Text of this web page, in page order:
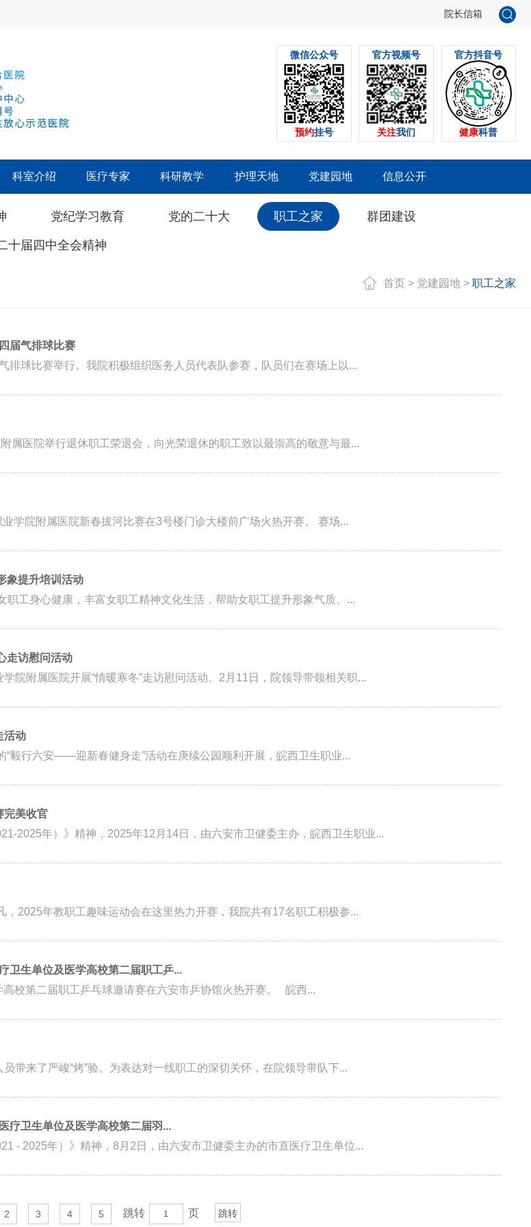
院长信箱
微信公众号
预约挂号
官方视频号
关注我们
官方抖音号
健康科普
科室介绍 医疗专家 科研教学 护理天地 党建园地 信息公开
党纪学习教育 党的二十大 职工之家 群团建设
十届四中全会精神
首页 > 党建园地 > 职工之家
届气排球比赛
排球比赛举行。我院积极组织医务人员代表队参赛，队员们在赛场上以...
属医院举行退休职工荣退会，向光荣退休的职工致以最崇高的敬意与最...
3月20日下午4时，正值农历二月二“龙抬头”，皖西卫生职业学院附属医院新春拔河比赛在3号楼门诊大楼前广场火热开赛。 赛场...
象提升培训活动
职工身心健康，丰富女职工精神文化生活，帮助女职工提升形象气质、...
走访慰问活动
院附属医院开展“情暖寒冬”走访慰问活动。2月11日，院领导带领相关职...
活动
“毅行六安——迎新春健身走”活动在庚续公园顺利开展，皖西卫生职业...
完美收官
2025年）》精神，2025年12月14日，由六安市卫健委主办，皖西卫生职业...
2025年教职工趣味运动会在这里热力开赛，我院共有17名职工积极参...
卫生单位及医学高校第二届职工乒...
校第二届职工乒乓球邀请赛在六安市乒协馆火热开赛。 皖西...
带来了严峻“烤”验。为表达对一线职工的深切关怀，在院领导带队下...
疗卫生单位及医学高校第二届羽...
- 2025年）》精神，8月2日，由六安市卫健委主办的市直医疗卫生单位...
2 3 4 5 跳转 页